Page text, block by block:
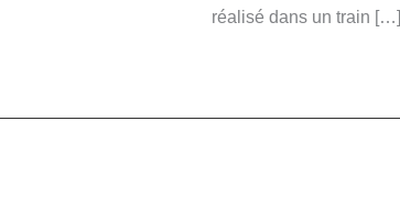
réalisé dans un train […]